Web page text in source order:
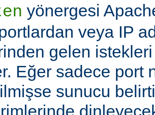
yönergesi
veya IP
gelen
Eğer sadece port
sunucu